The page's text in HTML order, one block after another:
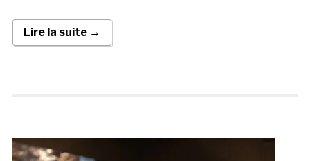
Lire la suite →